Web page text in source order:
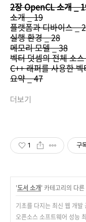
2장 OpenCL 소개 _
소개 _ 19
플랫폼과 디바이스 _
실행 환경 _ 28
메모리 모델 _ 38
벡터 덧셈의 전체 소
C++ 래퍼를 사용한
요약 _ 47
더보기
1 구
'도서 소개' 카테고리의 다른
기초를 다지는 최신 웹 개발
오픈소스 소프트웨어 성능